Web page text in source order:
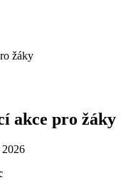
žáky
akce pro žáky
2026